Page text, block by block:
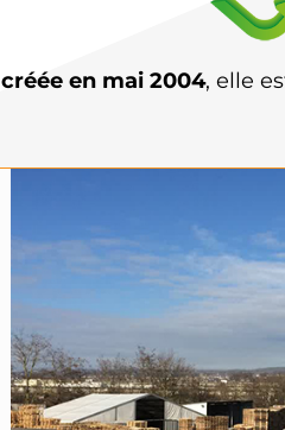
créée en mai 2004, elle